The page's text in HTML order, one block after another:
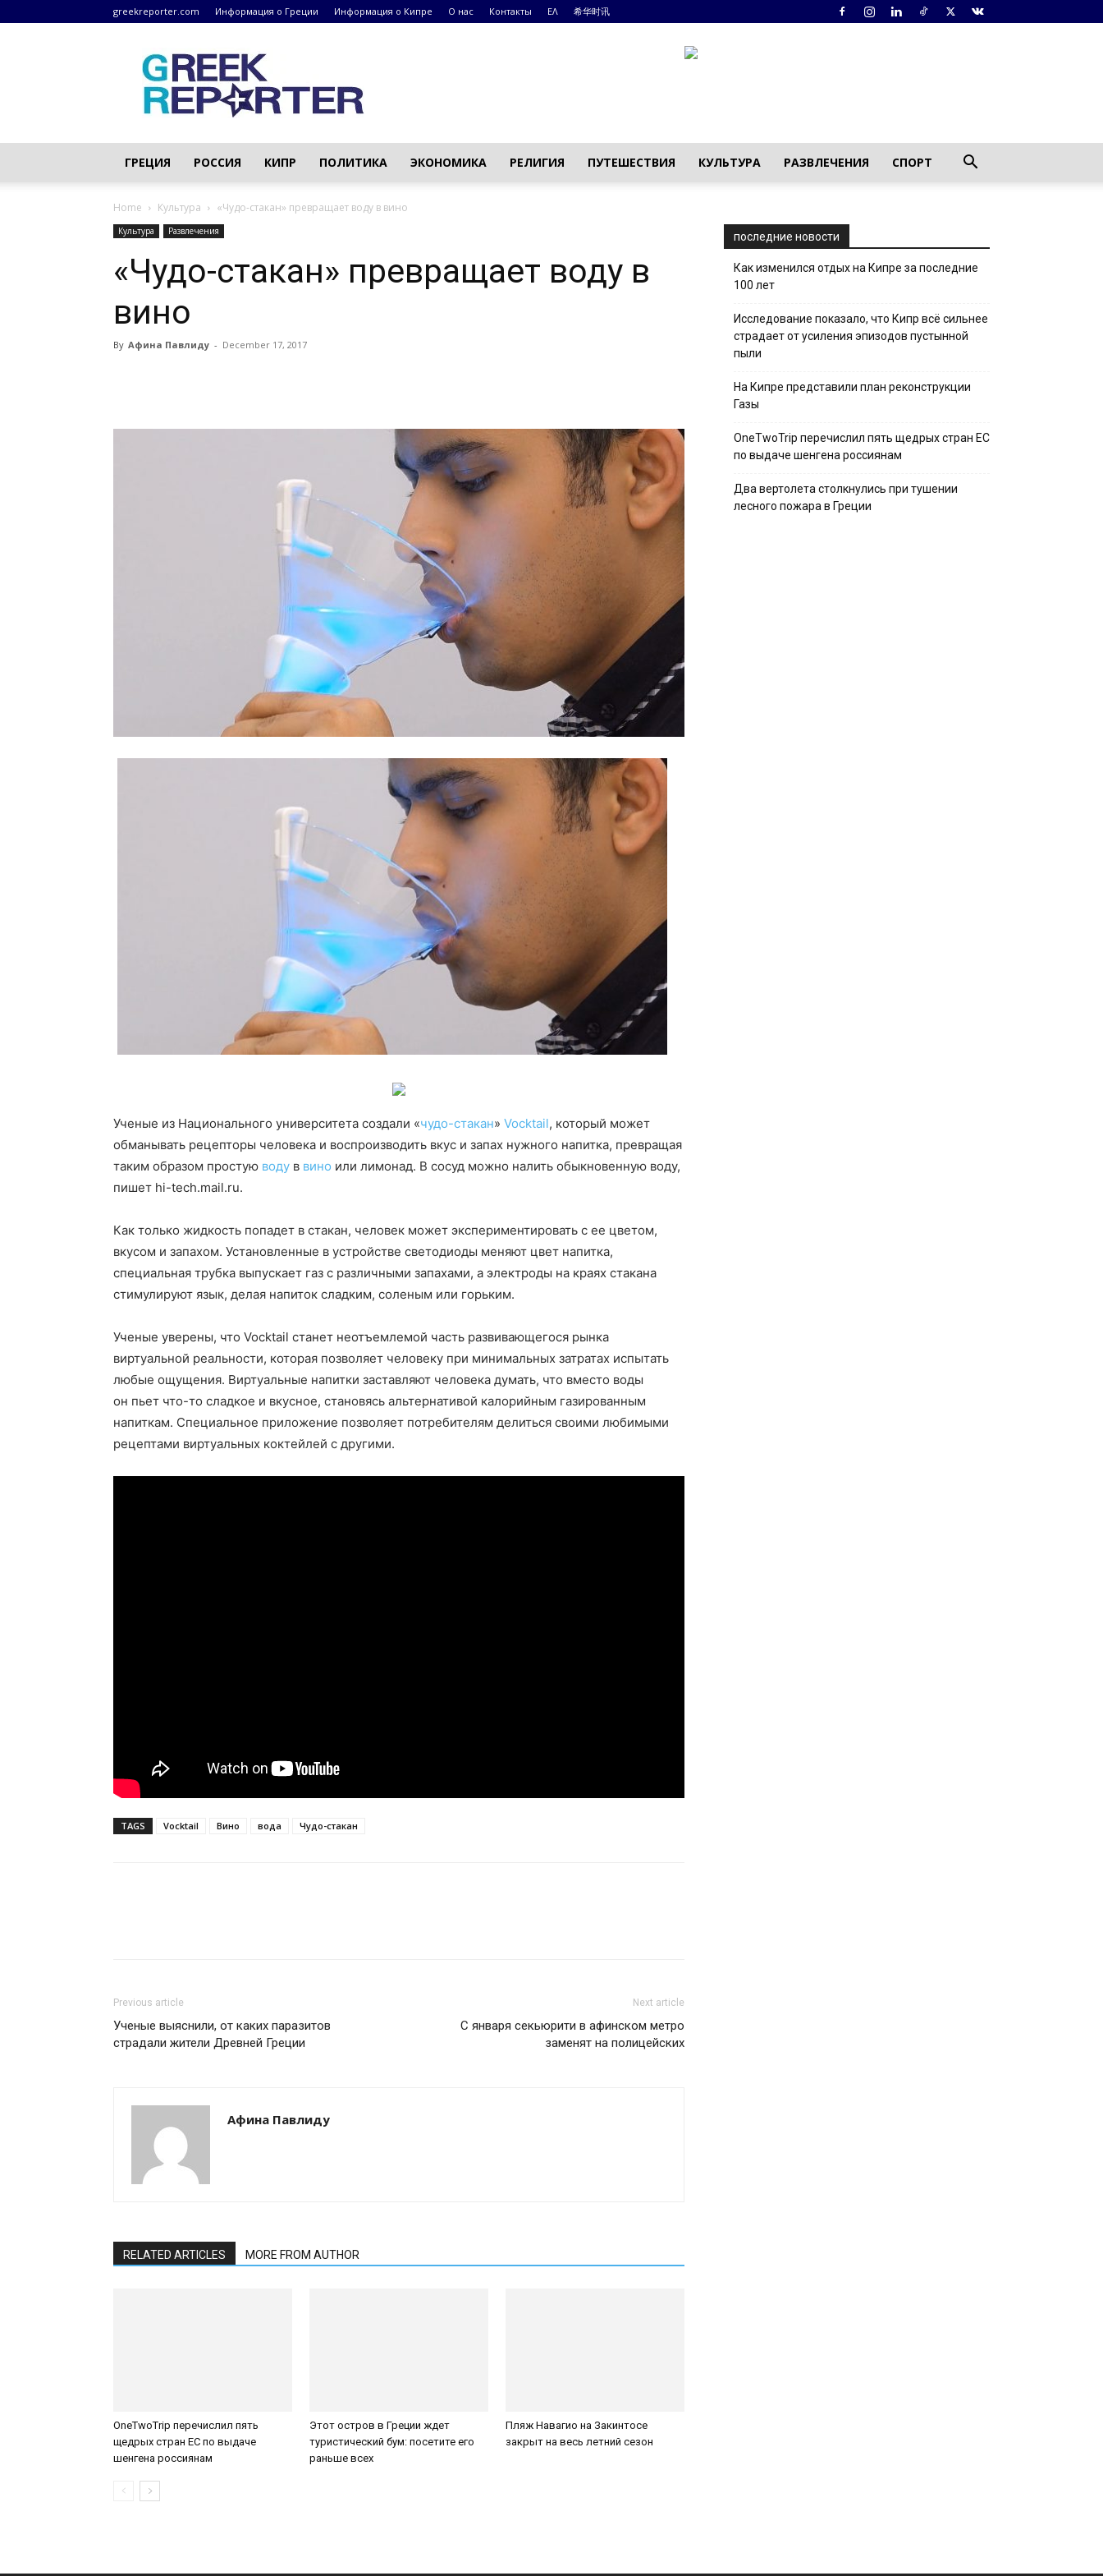
greekreporter.com Информация о Греции Информация о Кипре О нас Контакты ΕΛ 希华时讯
Греческие
новости
–
greekreporter.com
ГРЕЦИЯ РОССИЯ КИПР ПОЛИТИКА ЭКОНОМИКА РЕЛИГИЯ ПУТЕШЕСТВИЯ КУЛЬТУРА РАЗВЛЕЧЕНИЯ СПОРТ
Home Культура «Чудо-стакан» превращает воду в вино
Культура Развлечения
«Чудо-стакан» превращает воду в
вино
By Афина Павлиду - December 17, 2017
Ученые из Национального университета создали «чудо-стакан» Vocktail, который может
обманывать рецепторы человека и воспроизводить вкус и запах нужного напитка, превращая
таким образом простую воду в вино или лимонад. В сосуд можно налить обыкновенную воду,
пишет hi-tech.mail.ru.
Как только жидкость попадет в стакан, человек может экспериментировать с ее цветом,
вкусом и запахом. Установленные в устройстве светодиоды меняют цвет напитка,
специальная трубка выпускает газ с различными запахами, а электроды на краях стакана
стимулируют язык, делая напиток сладким, соленым или горьким.
Ученые уверены, что Vocktail станет неотъемлемой часть развивающегося рынка
виртуальной реальности, которая позволяет человеку при минимальных затратах испытать
любые ощущения. Виртуальные напитки заставляют человека думать, что вместо воды
он пьет что-то сладкое и вкусное, становясь альтернативой калорийным газированным
напиткам. Специальное приложение позволяет потребителям делиться своими любимыми
рецептами виртуальных коктейлей с другими.
TAGS Vocktail Вино вода Чудо-стакан
Previous article
Ученые выяснили, от каких паразитов
страдали жители Древней Греции
Next article
С января секьюрити в афинском метро
заменят на полицейских
Афина Павлиду
RELATED ARTICLES MORE FROM AUTHOR
OneTwoTrip перечислил пять
щедрых стран ЕС по выдаче
шенгена россиянам
Этот остров в Греции ждет
туристический бум: посетите его
раньше всех
Пляж Навагио на Закинтосе
закрыт на весь летний сезон
последние новости
Как изменился отдых на Кипре за последние
100 лет
Исследование показало, что Кипр всё сильнее
страдает от усиления эпизодов пустынной
пыли
На Кипре представили план реконструкции
Газы
OneTwoTrip перечислил пять щедрых стран ЕС
по выдаче шенгена россиянам
Два вертолета столкнулись при тушении
лесного пожара в Греции